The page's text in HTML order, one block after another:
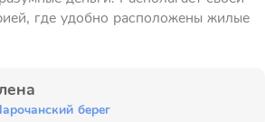
где удобно расположены жилые
берег